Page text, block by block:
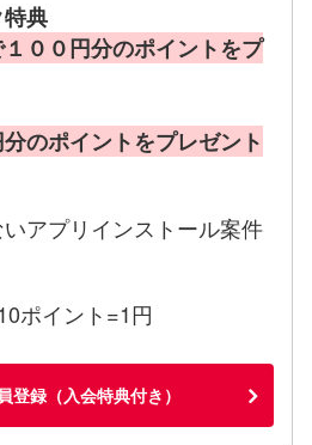
典
００円分のポイントをプ
のポイントをプレゼント
アプリインストール案件
ポイント=1円
登録（入会特典付き）